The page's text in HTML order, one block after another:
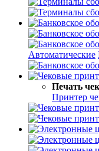
Автоматические
Печать
Принтер